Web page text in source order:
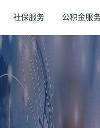
社保服务 公积金服